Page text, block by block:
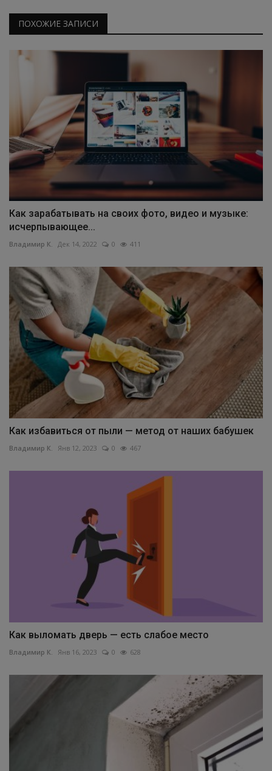
ПОХОЖИЕ ЗАПИСИ
Как зарабатывать на своих фото, видео и музыке:
исчерпывающее...
Владимир К. Дек 14, 2022 0 411
Как избавиться от пыли — метод от наших бабушек
Владимир К. Янв 12, 2023 0 467
Как выломать дверь — есть слабое место
Владимир К. Янв 16, 2023 0 628